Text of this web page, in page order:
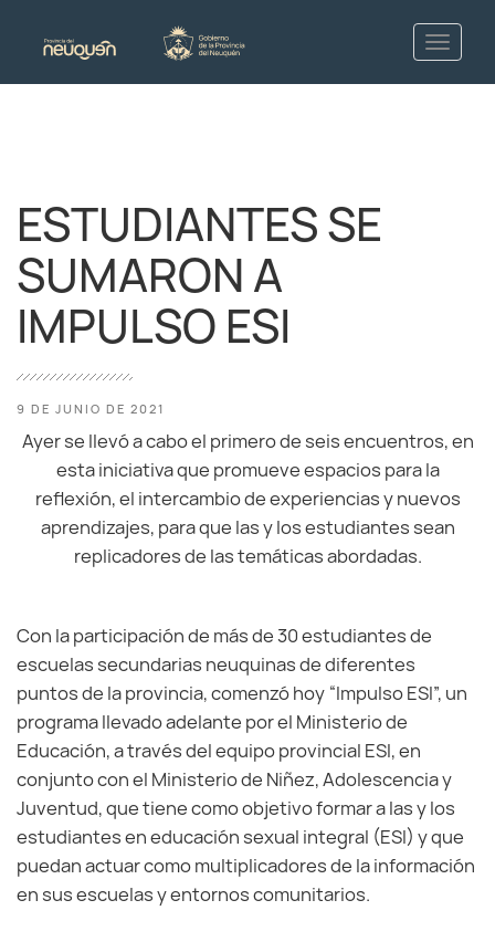
ESTUDIANTES SE
SUMARON A
IMPULSO ESI
9 DE JUNIO DE 2021
Ayer se llevó a cabo el primero de seis encuentros, en
esta iniciativa que promueve espacios para la
reflexión, el intercambio de experiencias y nuevos
aprendizajes, para que las y los estudiantes sean
replicadores de las temáticas abordadas.
Con la participación de más de 30 estudiantes de
escuelas secundarias neuquinas de diferentes
puntos de la provincia, comenzó hoy “Impulso ESI”, un
programa llevado adelante por el Ministerio de
Educación, a través del equipo provincial ESI, en
conjunto con el Ministerio de Niñez, Adolescencia y
Juventud, que tiene como objetivo formar a las y los
estudiantes en educación sexual integral (ESI) y que
puedan actuar como multiplicadores de la información
en sus escuelas y entornos comunitarios.